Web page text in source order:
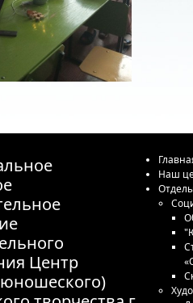
Центр
Наш